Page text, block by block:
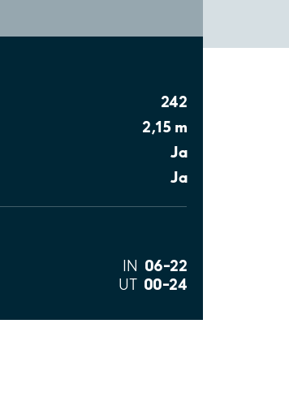
242
2,15 m
Ja
Ja
IN 06–22
UT 00–24